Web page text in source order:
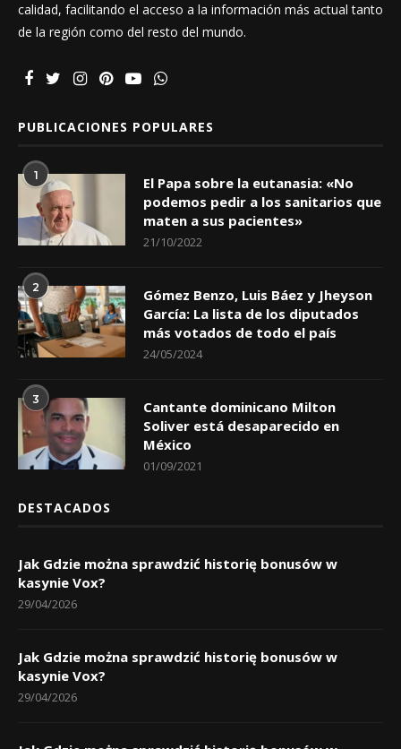
calidad, facilitando el acceso a la información más actual tanto
de la región como del resto del mundo.
PUBLICACIONES POPULARES
1
El Papa sobre la eutanasia: «No
podemos pedir a los sanitarios que
maten a sus pacientes»
21/10/2022
2
Gómez Benzo, Luis Báez y Jheyson
García: La lista de los diputados
más votados de todo el país
24/05/2024
3
Cantante dominicano Milton
Soliver está desaparecido en
México
01/09/2021
DESTACADOS
Jak Gdzie można sprawdzić historię bonusów w
kasynie Vox?
29/04/2026
Jak Gdzie można sprawdzić historię bonusów w
kasynie Vox?
29/04/2026